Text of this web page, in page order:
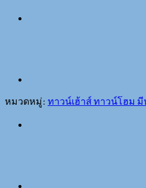
หมวดหมู่: ทาวน์เฮ้าส์ ทาวน์โฮม มี